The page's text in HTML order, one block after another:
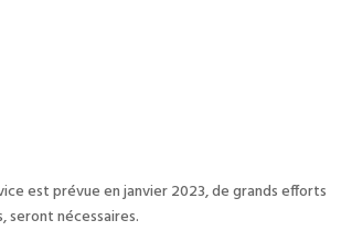
est prévue en janvier 2023, de grands efforts
seront nécessaires.